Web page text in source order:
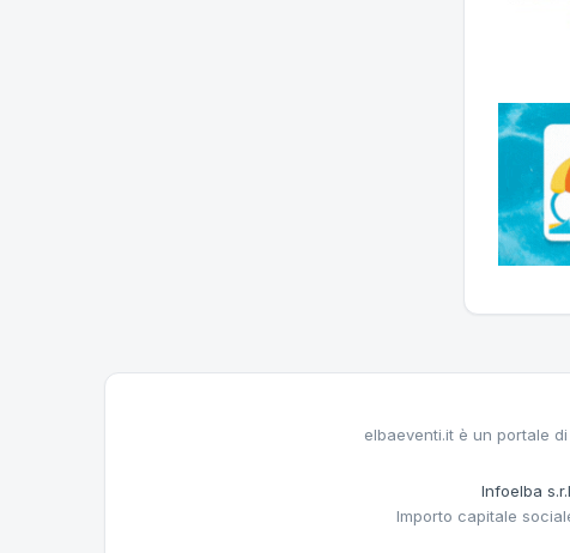
elbaeventi.it è un portale di
Infoelba
Importo capitale